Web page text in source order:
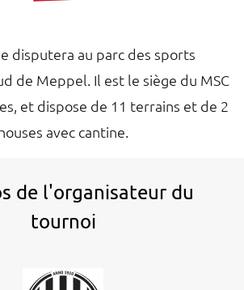
disputera au parc des sports
de Meppel. Il est le siège du MSC
et dispose de 11 terrains et de 2
avec cantine.
de l'organisateur du
tournoi